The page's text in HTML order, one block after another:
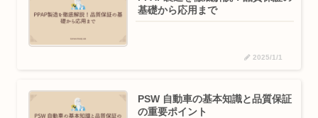
基礎から応用まで
2025/1/1
PSW 自動車の基本知識と品質保証
の重要ポイント